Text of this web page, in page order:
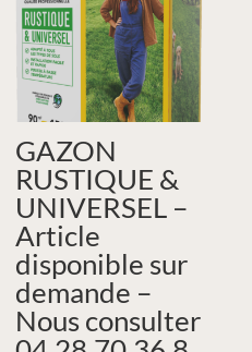
GAZON
RUSTIQUE &
UNIVERSEL –
Article
disponible sur
demande –
Nous consulter